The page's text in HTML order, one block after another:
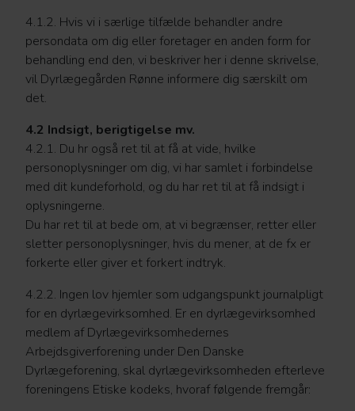
4.1.2. Hvis vi i særlige tilfælde behandler andre
persondata om dig eller foretager en anden form for
behandling end den, vi beskriver her i denne skrivelse,
vil Dyrlægegården Rønne informere dig særskilt om
det.
4.2 Indsigt, berigtigelse mv.
4.2.1. Du hr også ret til at få at vide, hvilke
personoplysninger om dig, vi har samlet i forbindelse
med dit kundeforhold, og du har ret til at få indsigt i
oplysningerne.
Du har ret til at bede om, at vi begrænser, retter eller
sletter personoplysninger, hvis du mener, at de fx er
forkerte eller giver et forkert indtryk.
4.2.2. Ingen lov hjemler som udgangspunkt journalpligt
for en dyrlægevirksomhed. Er en dyrlægevirksomhed
medlem af Dyrlægevirksomhedernes
Arbejdsgiverforening under Den Danske
Dyrlægeforening, skal dyrlægevirksomheden efterleve
foreningens Etiske kodeks, hvoraf følgende fremgår: